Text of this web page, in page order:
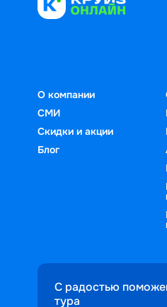
О компании
СМИ
Скидки и акции
Блог
С радостью
тура